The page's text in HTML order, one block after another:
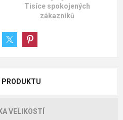
Tisíce spokojených
zákazníků
PRODUKTU
VELIKOSTÍ